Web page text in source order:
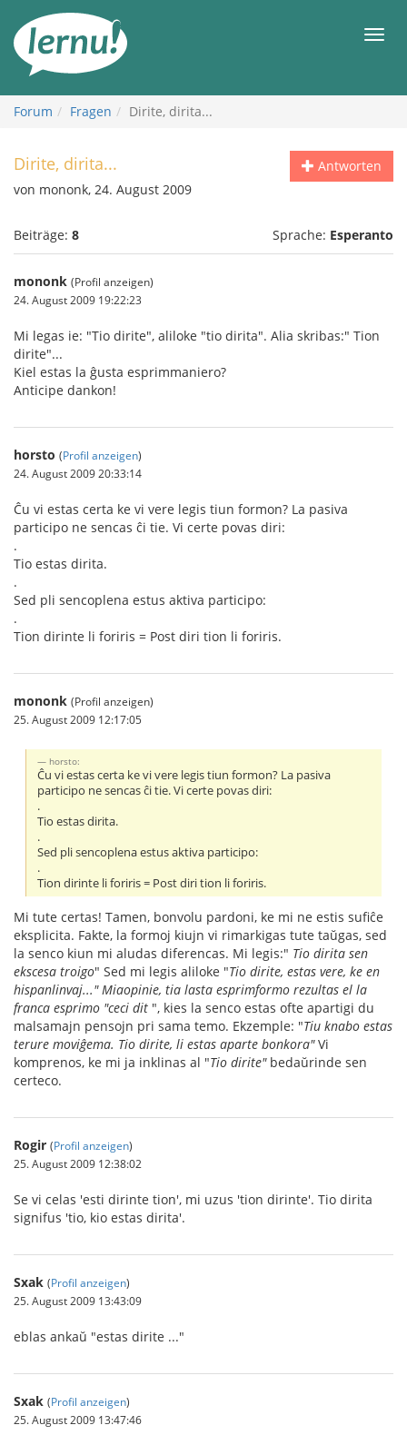
Inhalt
Forum Fragen Dirite, dirita...
Antworten
Dirite, dirita...
von mononk, 24. August 2009
Beiträge: 8 Sprache: Esperanto
mononk (Profil anzeigen)
24. August 2009 19:22:23
Mi legas ie: "Tio dirite", aliloke "tio dirita". Alia skribas:" Tion
dirite"...
Kiel estas la ĝusta esprimmaniero?
Anticipe dankon!
horsto (Profil anzeigen)
24. August 2009 20:33:14
Ĉu vi estas certa ke vi vere legis tiun formon? La pasiva
participo ne sencas ĉi tie. Vi certe povas diri:
.
Tio estas dirita.
.
Sed pli sencoplena estus aktiva participo:
.
Tion dirinte li foriris = Post diri tion li foriris.
mononk (Profil anzeigen)
25. August 2009 12:17:05
horsto:
Ĉu vi estas certa ke vi vere legis tiun formon? La pasiva
participo ne sencas ĉi tie. Vi certe povas diri:
.
Tio estas dirita.
.
Sed pli sencoplena estus aktiva participo:
.
Tion dirinte li foriris = Post diri tion li foriris.
Mi tute certas! Tamen, bonvolu pardoni, ke mi ne estis sufiĉe
eksplicita. Fakte, la formoj kiujn vi rimarkigas tute taŭgas, sed
la senco kiun mi aludas diferencas. Mi legis:" Tio dirita sen
ekscesa troigo" Sed mi legis aliloke "Tio dirite, estas vere, ke en
hispanlinvaj..." Miaopinie, tia lasta esprimformo rezultas el la
franca esprimo "ceci dit ", kies la senco estas ofte apartigi du
malsamajn pensojn pri sama temo. Ekzemple: "Tiu knabo estas
terure moviĝema. Tio dirite, li estas aparte bonkora"Vi
komprenos, ke mi ja inklinas al "Tio dirite"bedaŭrinde sen
certeco.
Rogir (Profil anzeigen)
25. August 2009 12:38:02
Se vi celas 'esti dirinte tion', mi uzus 'tion dirinte'. Tio dirita
signifus 'tio, kio estas dirita'.
Sxak (Profil anzeigen)
25. August 2009 13:43:09
eblas ankaŭ "estas dirite ..."
Sxak (Profil anzeigen)
25. August 2009 13:47:46